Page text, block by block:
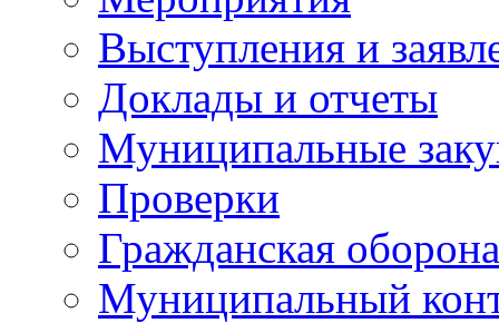
Выступления и
Доклады и отчеты
Муниципальные
Проверки
Гражданская
Муниципальный